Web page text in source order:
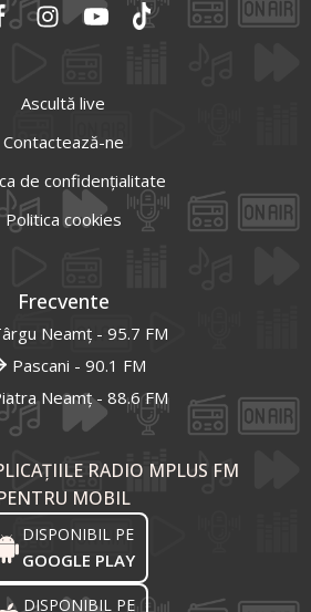
Ascultă live
Contactează-ne
de confidențialitate
Politica cookies
Frecvente
Neamț - 95.7 FM
Pascani - 90.1 FM
Neamț - 88.6 FM
RADIO MPLUS FM
MOBIL
DISPONIBIL PE
GOOGLE PLAY
DISPONIBIL PE